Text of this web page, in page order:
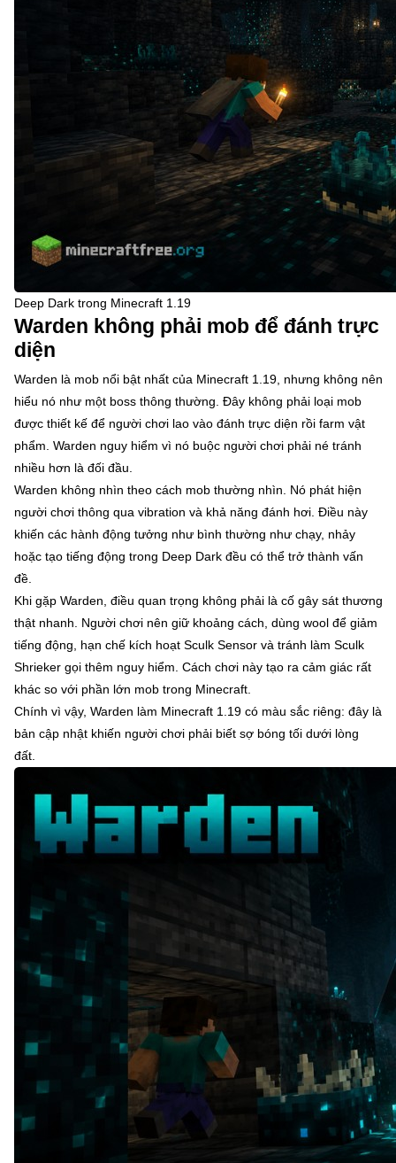
Deep Dark trong Minecraft 1.19
Warden không phải mob để đánh trực
diện
Warden là mob nổi bật nhất của Minecraft 1.19, nhưng không nên
hiểu nó như một boss thông thường. Đây không phải loại mob
được thiết kế để người chơi lao vào đánh trực diện rồi farm vật
phẩm. Warden nguy hiểm vì nó buộc người chơi phải né tránh
nhiều hơn là đối đầu.
Warden không nhìn theo cách mob thường nhìn. Nó phát hiện
người chơi thông qua vibration và khả năng đánh hơi. Điều này
khiến các hành động tưởng như bình thường như chạy, nhảy
hoặc tạo tiếng động trong Deep Dark đều có thể trở thành vấn
đề.
Khi gặp Warden, điều quan trọng không phải là cố gây sát thương
thật nhanh. Người chơi nên giữ khoảng cách, dùng wool để giảm
tiếng động, hạn chế kích hoạt Sculk Sensor và tránh làm Sculk
Shrieker gọi thêm nguy hiểm. Cách chơi này tạo ra cảm giác rất
khác so với phần lớn mob trong Minecraft.
Chính vì vậy, Warden làm Minecraft 1.19 có màu sắc riêng: đây là
bản cập nhật khiến người chơi phải biết sợ bóng tối dưới lòng
đất.